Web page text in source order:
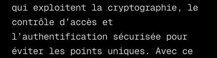
qui exploitent la cryptographie, le
contrôle d’accès et
l’authentification sécurisée pour
éviter les points uniques. Avec ce